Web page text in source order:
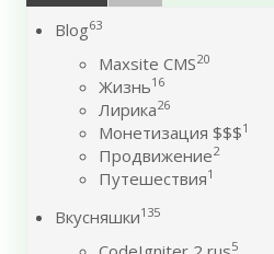
Blog63
Maxsite CMS20
Жизнь16
Лирика26
Монетизация $$$1
Продвижение2
Путешествия1
Вкусняшки135
5